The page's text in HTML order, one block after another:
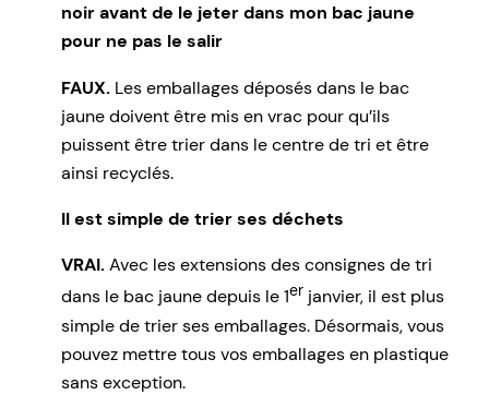
noir avant de le jeter dans mon bac jaune
pour ne pas le salir
FAUX. Les emballages déposés dans le bac
jaune doivent être mis en vrac pour qu’ils
puissent être trier dans le centre de tri et être
ainsi recyclés.
Il est simple de trier ses déchets
VRAI.Avec les extensions des consignes de tri
dans le bac jaune depuis le 1er janvier, il est plus
simple de trier ses emballages. Désormais, vous
pouvez mettre tous vos emballages en plastique
sans exception.